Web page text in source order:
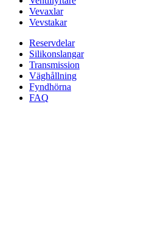
Vevaxlar
Vevstakar
Reservdelar
Silikonslangar
Transmission
Väghållning
Fyndhörna
FAQ